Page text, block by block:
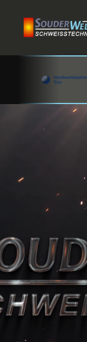
ganze
Entdecken
und stets